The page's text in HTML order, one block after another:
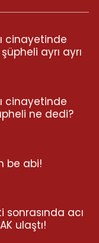
cinayetinde
ayrı ayrı
cinayetinde
ne dedi?
be abi!
sonrasında acı
ulaştı!